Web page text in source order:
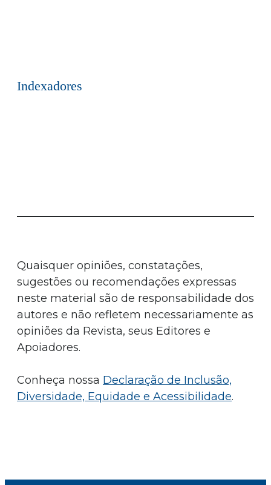
Indexadores
Quaisquer opiniões, constatações,
sugestões ou recomendações expressas
neste material são de responsabilidade dos
autores e não refletem necessariamente as
opiniões da Revista, seus Editores e
Apoiadores.
Conheça nossa Declaração de Inclusão,
Diversidade, Equidade e Acessibilidade.